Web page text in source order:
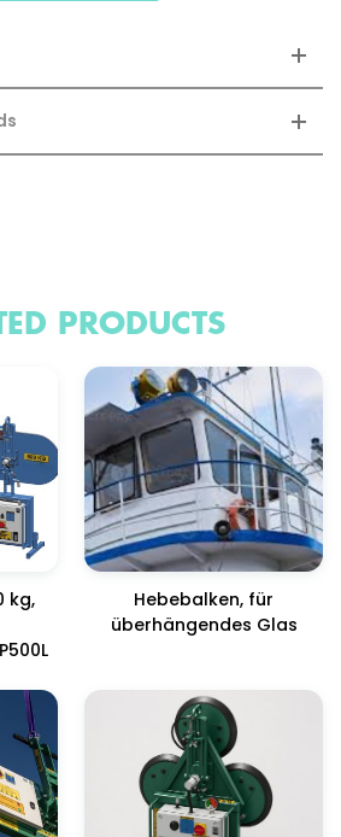
PRODUCTS
kg,
Hebebalken, für
überhängendes Glas